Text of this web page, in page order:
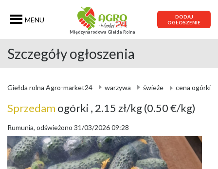
MENU
Międzynarodowa Giełda Rolna
DODAJ
OGŁOSZENIE
Szczegóły ogłoszenia
Giełda rolna Agro-market24 warzywa świeże cena ogórki
Sprzedam ogórki , 2.15 zł/kg(0.50 €/kg)
Rumunia, odświeżono 31/03/2026 09:28